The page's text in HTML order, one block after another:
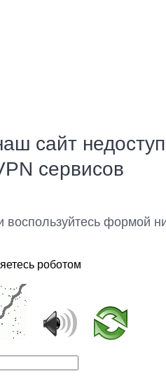
сайт
сервисов
формой
роботом